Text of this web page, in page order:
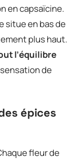
en capsaïcine.
situe en bas de
plus haut.
l’équilibre
de
épices
fleur de